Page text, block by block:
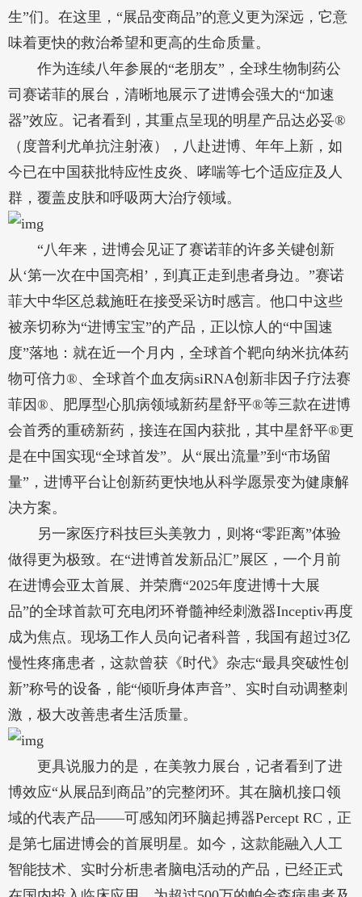
生”们。在这里，“展品变商品”的意义更为深远，它意
味着更快的救治希望和更高的生命质量。
作为连续八年参展的“老朋友”，全球生物制药公
司赛诺菲的展台，清晰地展示了进博会强大的“加速
器”效应。记者看到，其重点呈现的明星产品达必妥®
（度普利尤单抗注射液），八赴进博、年年上新，如
今已在中国获批特应性皮炎、哮喘等七个适应症及人
群，覆盖皮肤和呼吸两大治疗领域。
“八年来，进博会见证了赛诺菲的许多关键创新
从‘第一次在中国亮相’，到真正走到患者身边。”赛诺
菲大中华区总裁施旺在接受采访时感言。他口中这些
被亲切称为“进博宝宝”的产品，正以惊人的“中国速
度”落地：就在近一个月内，全球首个靶向纳米抗体药
物可倍力®、全球首个血友病siRNA创新非因子疗法赛
菲因®、肥厚型心肌病领域新药星舒平®等三款在进博
会首秀的重磅新药，接连在国内获批，其中星舒平®更
是在中国实现“全球首发”。从“展出流量”到“市场留
量”，进博平台让创新药更快地从科学愿景变为健康解
决方案。
另一家医疗科技巨头美敦力，则将“零距离”体验
做得更为极致。在“进博首发新品汇”展区，一个月前
在进博会亚太首展、并荣膺“2025年度进博十大展
品”的全球首款可充电闭环脊髓神经刺激器Inceptiv再度
成为焦点。现场工作人员向记者科普，我国有超过3亿
慢性疼痛患者，这款曾获《时代》杂志“最具突破性创
新”称号的设备，能“倾听身体声音”、实时自动调整刺
激，极大改善患者生活质量。
更具说服力的是，在美敦力展台，记者看到了进
博效应“从展品到商品”的完整闭环。其在脑机接口领
域的代表产品——可感知闭环脑起搏器Percept RC，正
是第七届进博会的首展明星。如今，这款能融入人工
智能技术、实时分析患者脑电活动的产品，已经正式